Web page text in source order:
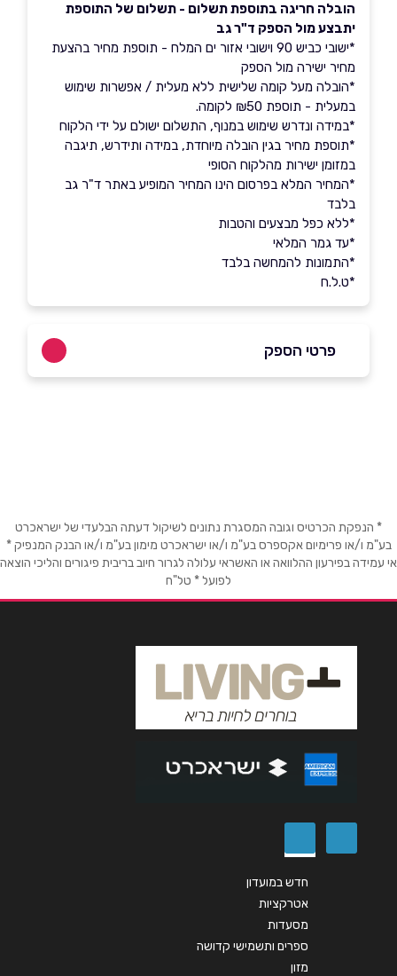
הובלה חריגה בתוספת תשלום - תשלום של התוספת
יתבצע מול הספק ד"ר גב
*ישובי כביש 90 וישובי אזור ים המלח - תוספת מחיר בהצעת
מחיר ישירה מול הספק
*הובלה מעל קומה שלישית ללא מעלית / אפשרות שימוש
במעלית - תוספת ₪50 לקומה.
*במידה ונדרש שימוש במנוף, התשלום ישולם על ידי הלקוח
*תוספת מחיר בגין הובלה מיוחדת, במידה ותידרש, תיגבה
במזומן ישירות מהלקוח הסופי
*המחיר המלא בפרסום הינו המחיר המופיע באתר ד"ר גב
בלבד
*ללא כפל מבצעים והטבות
*עד גמר המלאי
*התמונות להמחשה בלבד
*ט.ל.ח
פרטי הספק
שם מלא*
אימייל
אנא חזרו אלי בקשר ל...
הודעה
* הנפקת הכרטיס וגובה המסגרת נתונים לשיקול דעתה הבלעדי של ישראכרט
בע"מ ו/או פרימיום אקספרס בע"מ ו/או ישראכרט מימון בע"מ ו/או הבנק המנפיק *
אי עמידה בפירעון ההלוואה או האשראי עלולה לגרור חיוב בריבית פיגורים והליכי הוצאה
לפועל * טל"ח
חדש במועדון
אטרקציות
מסעדות
ספרים ותשמישי קדושה
מזון